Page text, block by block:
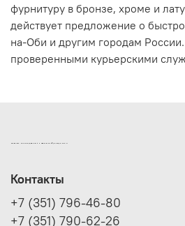
фурнитуру в бронзе, хроме и
действует предложение о
на-Оби и другим городам
проверенными курьерскими
ИНТЕРНЕТ-МАГАЗИН ДВЕРНОЙ И МЕБЕЛЬНОЙ ФУРНИТУРЫ САМ
Контакты
+7 (351) 796-46-80
+7 (351) 790-62-26